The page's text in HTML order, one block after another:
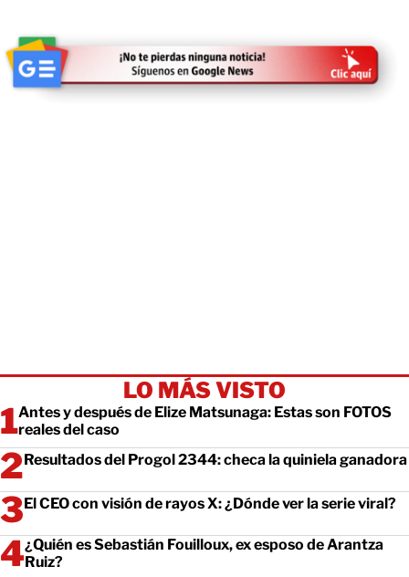
LO MÁS VISTO
Antes y después de Elize Matsunaga: Estas son FOTOS
reales del caso
Resultados del Progol 2344: checa la quiniela ganadora
El CEO con visión de rayos X: ¿Dónde ver la serie viral?
¿Quién es Sebastián Fouilloux, ex esposo de Arantza
Ruiz?